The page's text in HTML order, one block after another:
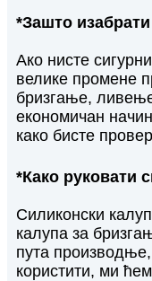
*Зашто
Ако нисте
велике промене
бризгање,
економичан
како бисте
*Како руковати
Силиконски
калупа за
пута
користити, ми